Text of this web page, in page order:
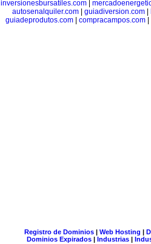
inversionesbursatiles.com|
autosenalquiler.com| guiadiversion.com|
guiadeprodutos.com| compracampos.com|
Registro de Dominios| Web Hosting |
Dominios Expirados | Industrias |